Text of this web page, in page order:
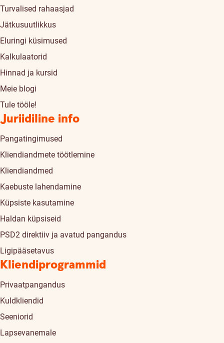
Turvalised rahaasjad
Jätkusuutlikkus
Eluringi küsimused
Kalkulaatorid
Hinnad ja kursid
Meie blogi
Tule tööle!
Juriidiline info
Pangatingimused
Kliendiandmete töötlemine
Kliendiandmed
Kaebuste lahendamine
Küpsiste kasutamine
Haldan küpsiseid
PSD2 direktiiv ja avatud pangandus
Ligipääsetavus
Kliendiprogrammid
Privaatpangandus
Kuldkliendid
Seeniorid
Lapsevanemale